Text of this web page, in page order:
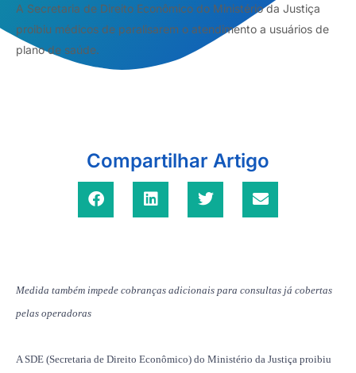
A Secretaria de Direito Econômico do Ministério da Justiça
proibiu médicos de paralisarem o atendimento a usuários de
plano de saúde.
Compartilhar Artigo
Medida também impede cobranças adicionais para consultas já cobertas
pelas operadoras
A SDE (Secretaria de Direito Econômico) do Ministério da Justiça proibiu